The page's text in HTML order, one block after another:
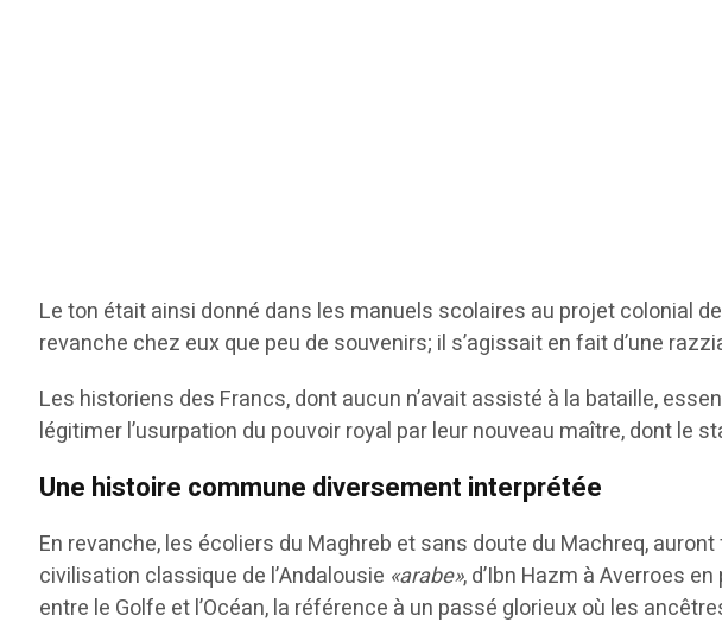
Le ton était ainsi donné dans les manuels scolaires au projet colonial
revanche chez eux que peu de souvenirs; il s’agissait en fait d’une
Les historiens des Francs, dont aucun n’avait assisté à la bataille,
légitimer l’usurpation du pouvoir royal par leur nouveau maître, dont le
Une histoire commune diversement interprétée
En revanche, les écoliers du Maghreb et sans doute du Machreq,
civilisation classique de l’Andalousie «arabe», d’Ibn Hazm à Averroes
entre le Golfe et l’Océan, la référence à un passé glorieux où les